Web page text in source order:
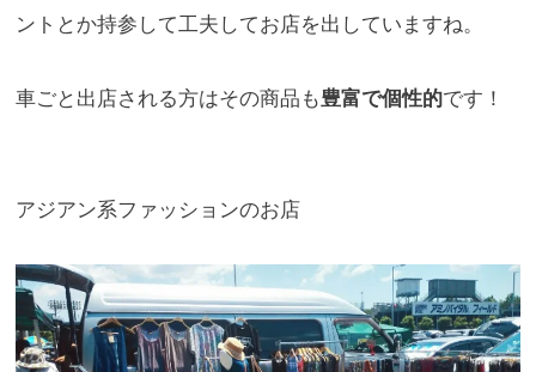
ントとか持参して工夫してお店を出していますね。
車ごと出店される方はその商品も豊富で個性的です！
アジアン系ファッションのお店